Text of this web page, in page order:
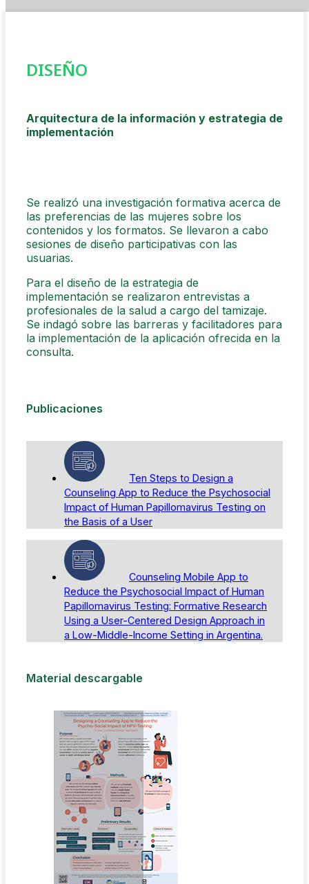
DISEÑO
Arquitectura de la información y estrategia de
implementación
Se realizó una investigación formativa acerca de
las preferencias de las mujeres sobre los
contenidos y los formatos. Se llevaron a cabo
sesiones de diseño participativas con las
usuarias.
Para el diseño de la estrategia de
implementación se realizaron entrevistas a
profesionales de la salud a cargo del tamizaje.
Se indagó sobre las barreras y facilitadores para
la implementación de la aplicación ofrecida en la
consulta.
Publicaciones
Ten Steps to Design a
Counseling App to Reduce the Psychosocial
Impact of Human Papillomavirus Testing on
the Basis of a User
Counseling Mobile App to
Reduce the Psychosocial Impact of Human
Papillomavirus Testing: Formative Research
Using a User-Centered Design Approach in
a Low-Middle-Income Setting in Argentina.
Material descargable